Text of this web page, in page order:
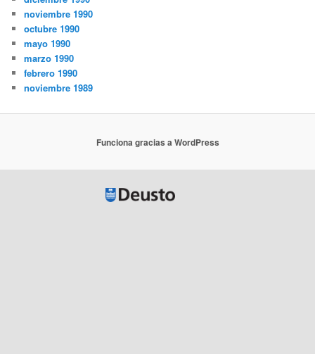
noviembre 1990
octubre 1990
mayo 1990
marzo 1990
febrero 1990
noviembre 1989
Funciona gracias a WordPress